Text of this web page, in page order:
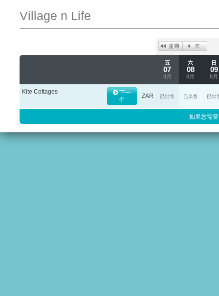
Village n Life
五
07
8月
六
08
8月
日
09
8月
Kite Cottages
下一
个
ZAR 已出售 已出售 已出
如果您需